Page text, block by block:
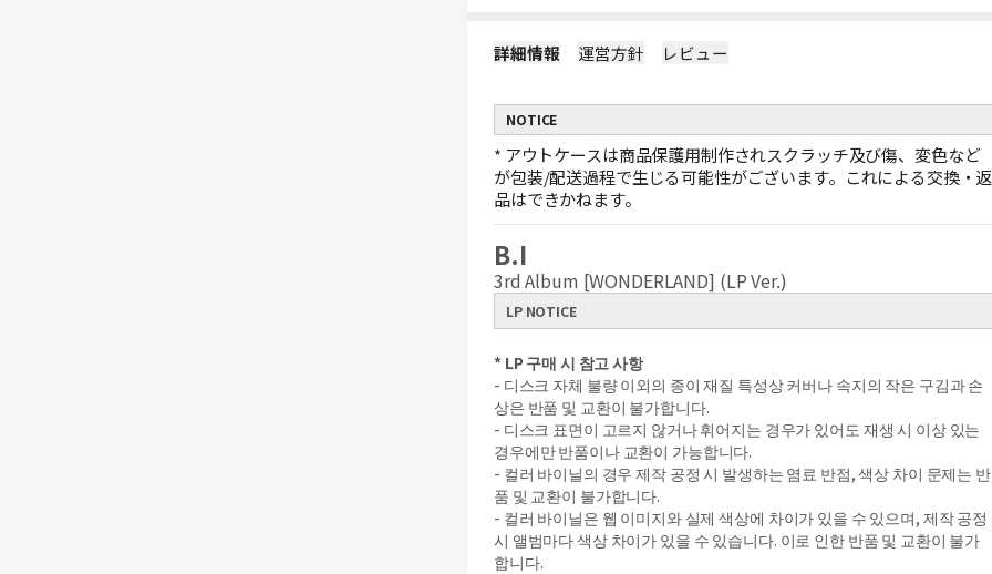
詳細情報 運営方針 レビュー
NOTICE
* アウトケースは商品保護用制作されスクラッチ及び傷、変色など
が包装/配送過程で生じる可能性がございます。これによる交換・返
品はできかねます。
B.I
3rd Album [WONDERLAND] (LP Ver.)
LP NOTICE
* LP 구매 시 참고 사항
- 디스크 자체 불량 이외의 종이 재질 특성상 커버나 속지의 작은 구김과 손
상은 반품 및 교환이 불가합니다.
- 디스크 표면이 고르지 않거나 휘어지는 경우가 있어도 재생 시 이상 있는
경우에만 반품이나 교환이 가능합니다.
- 컬러 바이닐의 경우 제작 공정 시 발생하는 염료 반점, 색상 차이 문제는 반
품 및 교환이 불가합니다.
- 컬러 바이닐은 웹 이미지와 실제 색상에 차이가 있을 수 있으며, 제작 공정
시 앨범마다 색상 차이가 있을 수 있습니다. 이로 인한 반품 및 교환이 불가
합니다.